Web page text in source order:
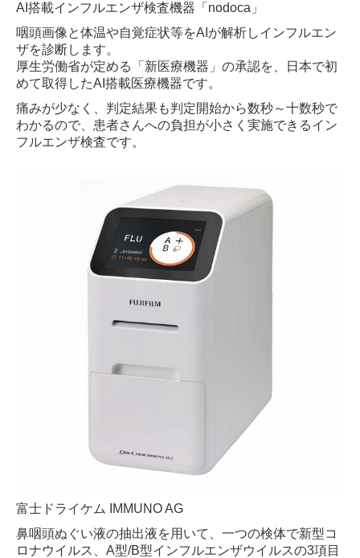
AI搭載インフルエンザ検査機器「nodoca」
咽頭画像と体温や自覚症状等をAIが解析しインフルエン
ザを診断します。
厚生労働省が定める「新医療機器」の承認を、日本で初
めて取得したAI搭載医療機器です。
痛みが少なく、判定結果も判定開始から数秒～十数秒で
わかるので、患者さんへの負担が小さく実施できるイン
フルエンザ検査です。
富士ドライケム IMMUNO AG
鼻咽頭ぬぐい液の抽出液を用いて、一つの検体で新型コ
ロナウイルス、A型/B型インフルエンザウイルスの3項目